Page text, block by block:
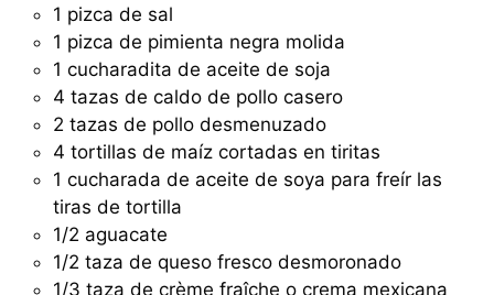
1 pizca de sal
1 pizca de pimienta negra molida
1 cucharadita de aceite de soja
4 tazas de caldo de pollo casero
2 tazas de pollo desmenuzado
4 tortillas de maíz cortadas en tiritas
1 cucharada de aceite de soya para freír las
tiras de tortilla
1/2 aguacate
1/2 taza de queso fresco desmoronado
1/3 taza de crème fraîche o crema mexicana